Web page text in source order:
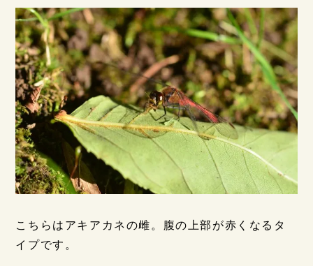
こちらはアキアカネの雌。腹の上部が赤くなるタ
イプです。